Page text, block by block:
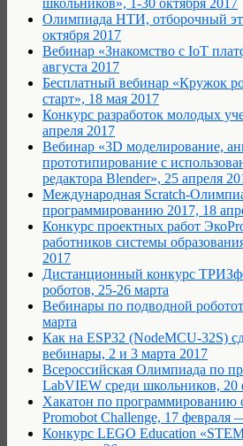
школьников», 1-30 октября 2017
Олимпиада НТИ, отборочный
октября 2017
Вебинар «Знакомство с IoT
августа 2017
Бесплатный вебинар «Кружок
старт», 18 мая 2017
Конкурс разработок молодых
апреля 2017
Вебинар «3D моделирование,
прототипирование с
редактора Blender», 25 апреля
Международная Scratch-
программированию 2017, 18
Конкурс проектных работ
работников системы
2017
Дистанционный конкурс
роботов, 25-26 марта
Вебинары по подводной
марта
Как на ESP32 (NodeMCU-32S)
вебинары, 2 и 3 марта 2017
Всероссийская Олимпиада по
LabVIEW среди школьников, 20
Хакатон по программированию
Promobot Challenge, 17 февраля
Конкурс LEGO Education